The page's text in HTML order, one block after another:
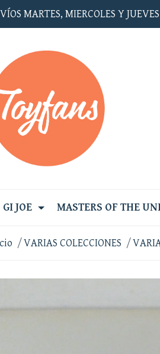
MARTES, MIERCOLES Y JUEVES
GI JOE MASTERS OF THE
VARIAS COLECCIONES